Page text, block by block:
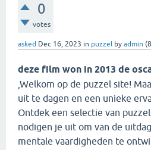
0
votes
asked Dec 16, 2023 in puzzel by admin (
deze film won in 2013 de
,Welkom op de puzzel site!
uit te dagen en een unieke
Ontdek een selectie van
nodigen je uit om van de
mentale vaardigheden te